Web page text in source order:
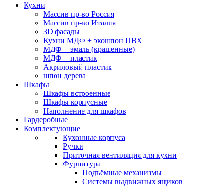
Кухни
Массив пр-во Россия
Массив пр-во Италия
3D фасады
Кухни МДФ + экошпон ПВХ
МДФ + эмаль (крашенные)
МДФ + пластик
Акриловый пластик
шпон дерева
Шкафы
Шкафы встроенные
Шкафы корпусные
Наполнение для шкафов
Гардеробные
Комплектующие
Кухонные корпуса
Ручки
Приточная вентиляция для кухни
Фурнитура
Подъёмные механизмы
Системы выдвижных ящиков